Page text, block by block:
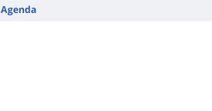
Agenda